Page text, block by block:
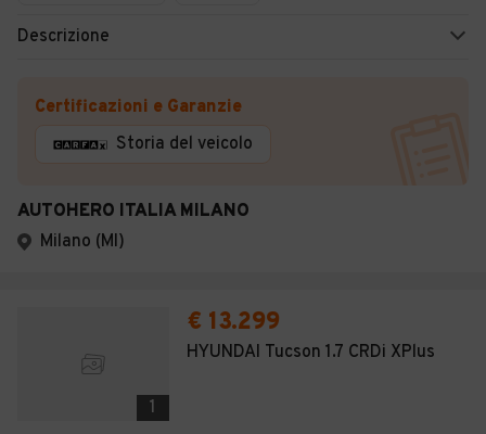
Descrizione
Certificazioni e Garanzie
Storia del veicolo
AUTOHERO ITALIA MILANO
Milano (MI)
1
€ 13.299
HYUNDAI Tucson 1.7 CRDi XPlus